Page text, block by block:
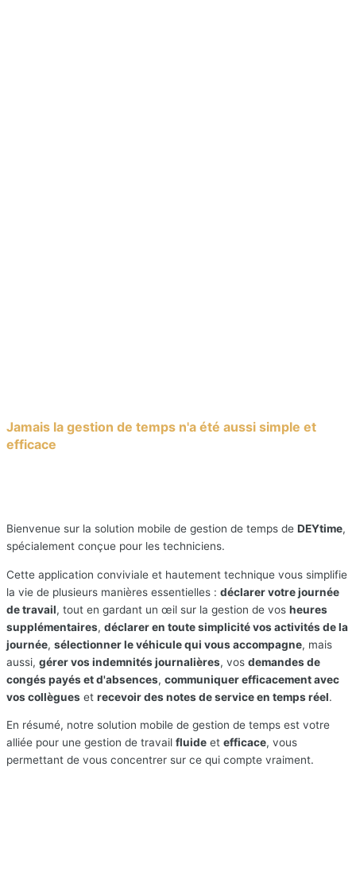
Jamais la gestion de temps n'a été aussi simple et
efficace
Bienvenue sur la solution mobile de gestion de temps de DEYtime,
spécialement conçue pour les techniciens.
Cette application conviviale et hautement technique vous simplifie
la vie de plusieurs manières essentielles : déclarer votre journée
de travail, tout en gardant un œil sur la gestion de vos heures
supplémentaires, déclarer en toute simplicité vos activités de la
journée, sélectionner le véhicule qui vous accompagne, mais
aussi, gérer vos indemnités journalières, vos demandes de
congés payés et d'absences, communiquer efficacement avec
vos collègues et recevoir des notes de service en temps réel.
En résumé, notre solution mobile de gestion de temps est votre
alliée pour une gestion de travail fluide et efficace, vous
permettant de vous concentrer sur ce qui compte vraiment.